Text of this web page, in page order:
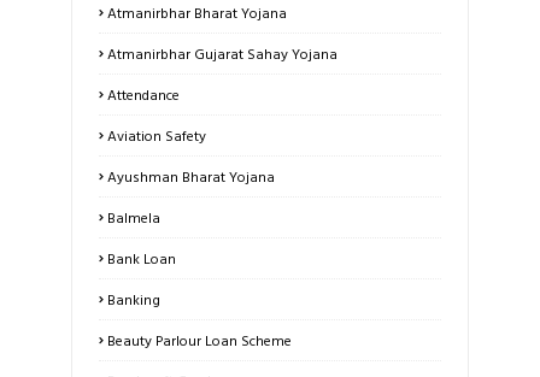
Atmanirbhar Bharat Yojana
Atmanirbhar Gujarat Sahay Yojana
Attendance
Aviation Safety
Ayushman Bharat Yojana
Balmela
Bank Loan
Banking
Beauty Parlour Loan Scheme